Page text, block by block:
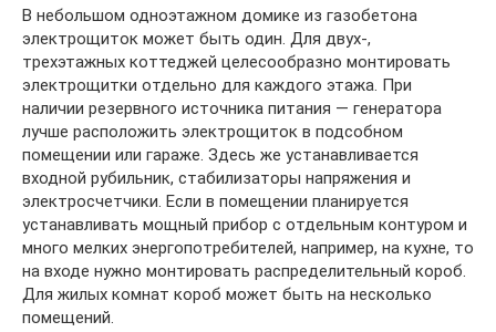
В небольшом одноэтажном домике из газобетона
электрощиток может быть один. Для двух-,
трехэтажных коттеджей целесообразно монтировать
электрощитки отдельно для каждого этажа. При
наличии резервного источника питания — генератора
лучше расположить электрощиток в подсобном
помещении или гараже. Здесь же устанавливается
входной рубильник, стабилизаторы напряжения и
электросчетчики. Если в помещении планируется
устанавливать мощный прибор с отдельным контуром и
много мелких энергопотребителей, например, на кухне, то
на входе нужно монтировать распределительный короб.
Для жилых комнат короб может быть на несколько
помещений.